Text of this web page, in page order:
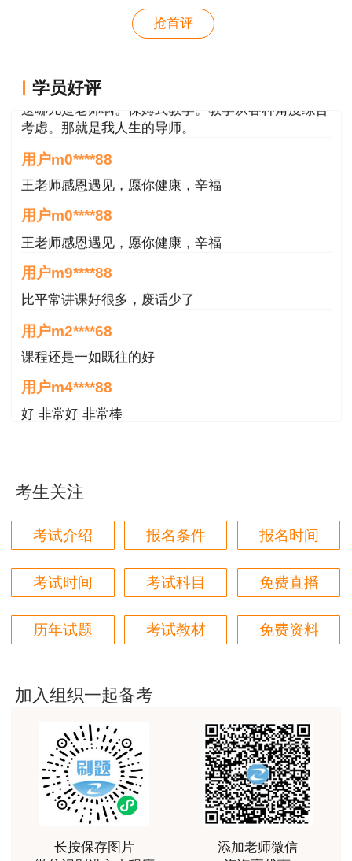
的问题欢迎登陆建设工程教育网查看。
抢首评
学员好评
概论就学习了十几天81分，感谢唐老师！
这哪儿是老师啊。保姆式教学。教学从各种角度综合
用户m0****88
王老师感恩遇见，愿你健康，辛福
用户m0****88
王老师感恩遇见，愿你健康，辛福
用户m9****88
比平常讲课好很多，废话少了
用户m2****68
课程还是一如既往的好
用户m4****88
好 非常好 非常棒
用户m8****68
好
用户m6****66
用户m6****66
非常美好
用户m6****68
用户m7****66
好好 好 好 好真好
用户Fa****56
认真听完，自己理解，老师确实讲的很好
用户xj****ra
课程课件设计完美，授课老师讲解通俗易懂
考生关注
考试介绍 报名条件 报名时间
考试时间 考试科目 免费直播
历年试题 考试教材 免费资料
加入组织一起备考
长按保存图片
添加老师微信